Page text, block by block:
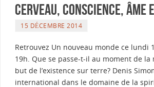
Cerveau, conscience,
15 DÉCEMBRE 2014
Retrouvez Un nouveau monde ce lundi
19h. Que se passe-t-il au moment de
but de l’existence sur terre? Denis
international dans le domaine de la